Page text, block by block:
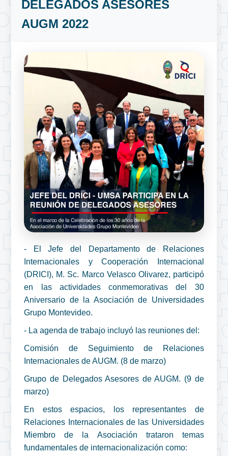
DELEGADOS ASESORES
AUGM 2022
- El Jefe del Departamento de Relaciones
Internacionales y Cooperación Internacional
(DRICI), M. Sc. Marco Velasco Olivarez, participó
en las actividades conmemorativas del 30
Aniversario de la Asociación de Universidades
Grupo Montevideo.
- La agenda de trabajo incluyó las reuniones del:
Comisión de Seguimiento de Relaciones
Internacionales de AUGM. (8 de marzo)
Grupo de Delegados Asesores de AUGM. (9 de
marzo)
En estos espacios, los representantes de
Relaciones Internacionales de las Universidades
Miembro de la Asociación trataron temas
fundamentales de internacionalización como: